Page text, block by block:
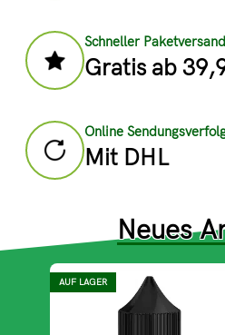
Schneller Paketversand
Gratis ab
Online
Mit DHL
Neues
AUF LAGER